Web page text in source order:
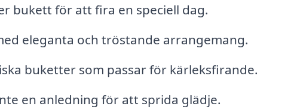
bukett för att fira en speciell dag.
eleganta och tröstande arrangemang.
buketter som passar för kärleksfirande.
en anledning för att sprida glädje.